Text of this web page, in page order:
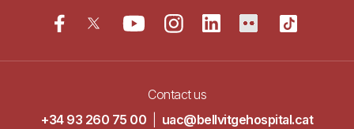
Contact us
+34 93 260 75 00
uac@bellvitgehospital.cat